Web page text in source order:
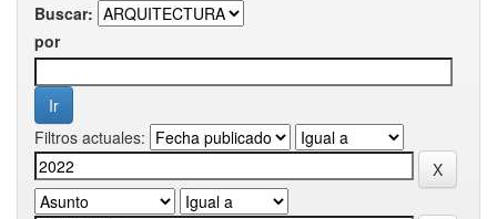
Buscar:
por
Filtros actuales: